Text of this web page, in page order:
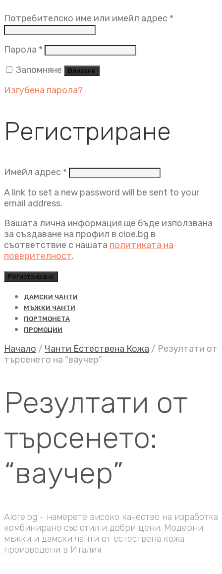
Потребителско име или имейл адрес *
Парола * Задължително
Запомняне
Влизане
Изгубена парола?
Регистриране
Имейл адрес * Задължително
A link to set a new password will be sent to your
email address.
Вашата лична информация ще бъде използвана
за създаване на профил в cloe.bg в
съответствие с нашата политиката на
поверителност.
Регистриране
ДАМСКИ ЧАНТИ
МЪЖКИ ЧАНТИ
ПОРТМОНЕТА
ПРОМОЦИИ
Начало / Чанти Естествена Кожа / Резултати от
търсенето на “ваучер”
Резултати от
търсенето:
“ваучер”
Alore.bg - намерете високо качество на изработка
комбинирано със стил и добри цени. Модерни
мъжки и дамски чанти от естествена кожа
произведени в Италия